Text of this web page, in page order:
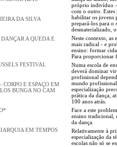
DA SILVA
A QUEDA E
FESTIVAL
- CORPO E ESPAÇO EM
BUNGA NO CAM
EM TEMPOS
próprio indivíduo –
com o outro. Estes
habilitar os jovens
prepará-los para o
desmaterializado,
Neste contexto, as
mais radical - e
ensino: formar
Para proporcionar
Numa escola de
deverá dominar
profissional
mundo profissional
especialização
prática da dança,
100 anos atrás.
Face a este
ensino tradicional,
da dança.
Relativamente à
especialização da
escolas não só se